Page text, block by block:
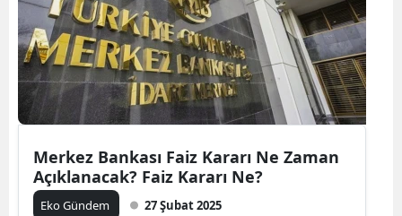
Merkez Bankası Faiz Kararı Ne Zaman
Açıklanacak? Faiz Kararı Ne?
Eko Gündem 27 Şubat 2025